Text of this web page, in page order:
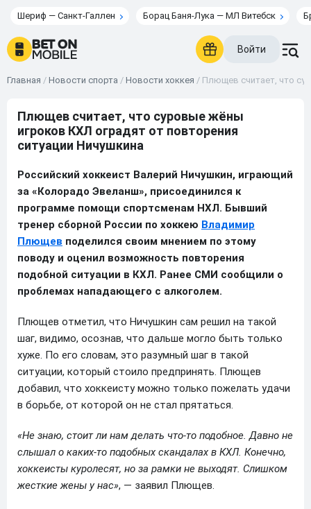
Шериф — Санкт-Галлен Борац Баня-Лука — МЛ Витебск
Войти
Главная / Новости спорта / Новости хоккея / Плющев считает, что
Плющев считает, что суровые жёны
игроков КХЛ оградят от повторения
ситуации Ничушкина
Российский хоккеист Валерий Ничушкин, играющий
за «Колорадо Эвеланш», присоединился к
программе помощи спортсменам НХЛ. Бывший
тренер сборной России по хоккею Владимир
Плющев поделился своим мнением по этому
поводу и оценил возможность повторения
подобной ситуации в КХЛ. Ранее СМИ сообщили о
проблемах нападающего с алкоголем.
Плющев отметил, что Ничушкин сам решил на такой
шаг, видимо, осознав, что дальше могло быть только
хуже. По его словам, это разумный шаг в такой
ситуации, который стоило предпринять. Плющев
добавил, что хоккеисту можно только пожелать удачи
в борьбе, от которой он не стал прятаться.
«Не знаю, стоит ли нам делать что-то подобное. Давно не
слышал о каких-то подобных скандалах в КХЛ. Конечно,
хоккеисты куролесят, но за рамки не выходят. Слишком
жесткие жены у нас», — заявил Плющев.